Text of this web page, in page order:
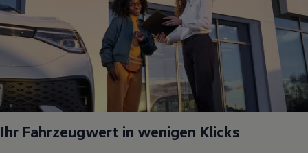
Ihr Fahrzeugwert in wenigen Klicks